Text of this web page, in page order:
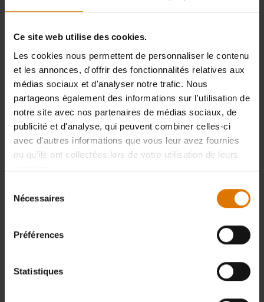
Ce site web utilise des cookies.
Les cookies nous permettent de personnaliser le contenu
et les annonces, d'offrir des fonctionnalités relatives aux
médias sociaux et d'analyser notre trafic. Nous
partageons également des informations sur l'utilisation de
notre site avec nos partenaires de médias sociaux, de
publicité et d'analyse, qui peuvent combiner celles-ci
avec d'autres informations que vous leur avez fournies
ou qu'ils ont collectées lors de votre utilisation de leurs
services.
Nécessaires
Préférences
Statistiques